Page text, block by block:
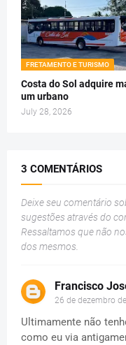
FRETAMENTO E TURISMO
Costa do Sol adquire
um urbano
July 28, 2026
3 COMENTÁRIOS
Deixe seu comentário
sugestões através do
Ressaltamos que não
dos mesmos.
Francisco
26 de dezembro
Ultimamente não
como eu via